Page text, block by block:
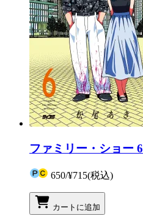
ファミリー・ショー 6
650/¥715(税込)
カートに追加